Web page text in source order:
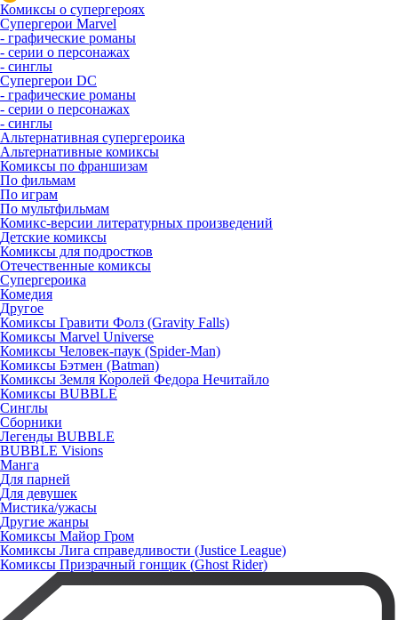
Комиксы о супергероях
Супергерои Marvel
- графические романы
- серии о персонажах
- синглы
Супергерои DC
- графические романы
- серии о персонажах
- синглы
Альтернативная супергероика
Альтернативные комиксы
Комиксы по франшизам
По фильмам
По играм
По мультфильмам
Комикс-версии литературных произведений
Детские комиксы
Комиксы для подростков
Отечественные комиксы
Супергероика
Комедия
Другое
Комиксы Гравити Фолз (Gravity Falls)
Комиксы Marvel Universe
Комиксы Человек-паук (Spider-Man)
Комиксы Бэтмен (Batman)
Комиксы Земля Королей Федора Нечитайло
Комиксы BUBBLE
Синглы
Сборники
Легенды BUBBLE
BUBBLE Visions
Манга
Для парней
Для девушек
Мистика/ужасы
Другие жанры
Комиксы Майор Гром
Комиксы Лига справедливости (Justice League)
Комиксы Призрачный гонщик (Ghost Rider)